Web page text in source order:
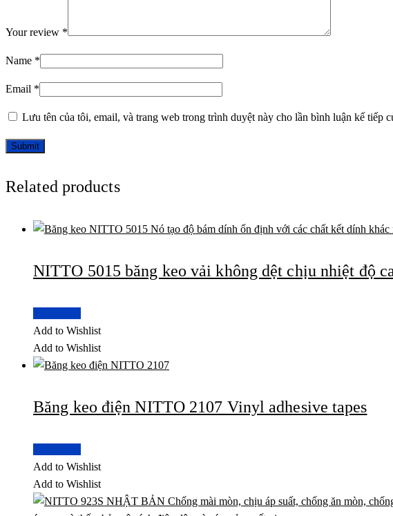
Your review *
Name *
Email *
Lưu tên của tôi, email, và trang web trong trình duyệt này cho lần bình luận kế tiếp
Related products
NITTO 5015 băng keo vải không dệt chịu nhiệt độ
Add to Wishlist
Add to Wishlist
Băng keo điện NITTO 2107 Vinyl adhesive tapes
Add to Wishlist
Add to Wishlist